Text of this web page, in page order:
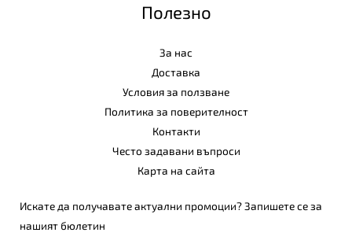
Полезно
За нас
Доставка
Условия за ползване
Политика за поверителност
Контакти
Често задавани въпроси
Карта на сайта
Искате да получавате актуални промоции? Запишете се за
нашият бюлетин